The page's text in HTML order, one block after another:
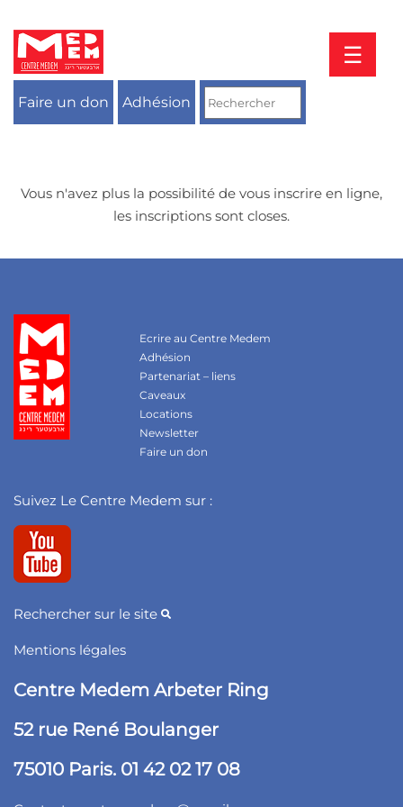
contenu
☰
Faire un don Adhésion
Vous n'avez plus la possibilité de vous inscrire en ligne,
les inscriptions sont closes.
Ecrire au Centre Medem
Adhésion
Partenariat – liens
Caveaux
Locations
Newsletter
Faire un don
Suivez Le Centre Medem sur :
Rechercher sur le site
Mentions légales
Centre Medem Arbeter Ring
52 rue René Boulanger
75010 Paris. 01 42 02 17 08